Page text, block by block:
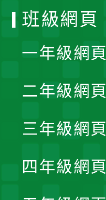
班級網頁
一年級網頁
二年級網頁
三年級網頁
四年級網頁